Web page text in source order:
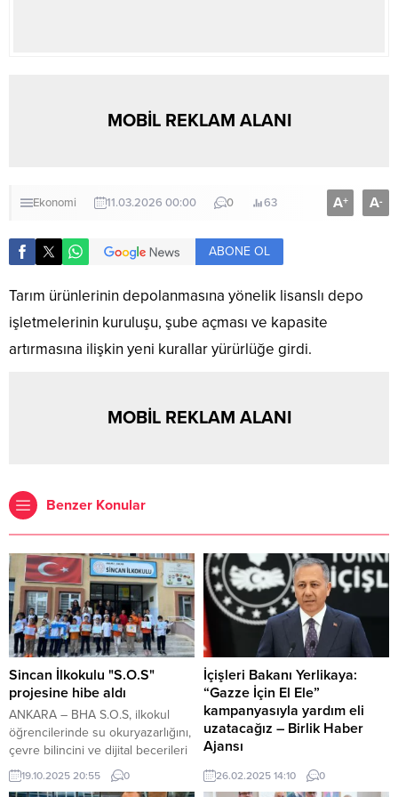
MOBİL REKLAM ALANI
Ekonomi 11.03.2026 00:00 0 63 A+ A-
ABONE OL
Tarım ürünlerinin depolanmasına yönelik lisanslı depo
işletmelerinin kuruluşu, şube açması ve kapasite
artırmasına ilişkin yeni kurallar yürürlüğe girdi.
MOBİL REKLAM ALANI
Benzer Konular
Sincan İlkokulu "S.O.S"
projesine hibe aldı
ANKARA – BHA S.O.S, ilkokul
öğrencilerinde su okuryazarlığını,
çevre bilincini ve dijital becerileri
geliştirmeyi hedefleyen yenilikçi
bir projedir. Proje kapsamında
19.10.2025 20:55 0
İçişleri Bakanı Yerlikaya:
“Gazze İçin El Ele”
kampanyasıyla yardım eli
uzatacağız – Birlik Haber
Ajansı
ANKARA-BHA İçişleri Bakanı Ali
Yerlikaya, AFAD’ın ev sahipliğinde
26.02.2025 14:10 0